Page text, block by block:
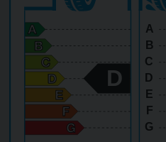
A
B
C
D
E
F
G
D